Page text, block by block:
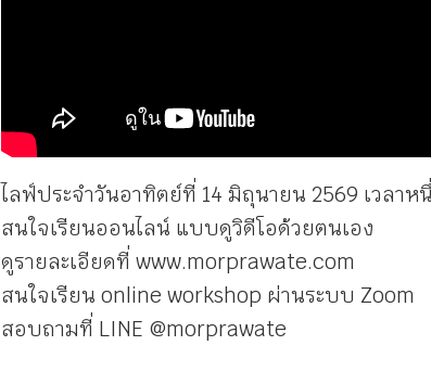
ไลฟ์ประจำวันอาทิตย์ที่ 14 มิถุนายน 2569 เวลาห
สนใจเรียนออนไลน์ แบบดูวิดีโอด้วยตนเอง
ดูรายละเอียดที่ www.morprawate.com
สนใจเรียน online workshop ผ่านระบบ Zoom
สอบถามที่ LINE @morprawate